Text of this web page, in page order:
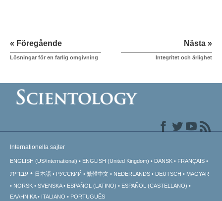
« Föregående
Lösningar för en farlig omgivning
Nästa »
Integritet och ärlighet
Internationella sajter
ENGLISH (US/International) ENGLISH (United Kingdom) DANSK FRANÇAIS
עברית 日本語 РУССКИЙ 繁體中文 NEDERLANDS DEUTSCH
MAGYAR
NORSK
SVENSKA ESPAÑOL (LATINO)
ESPAÑOL (CASTELLANO)
ΕΛΛΗΝΙΚA
ITALIANO PORTUGUÊS